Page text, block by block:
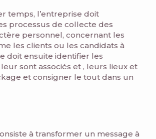
temps, l’entreprise doit
processus de collecte des
personnel, concernant les
les clients ou les candidats à
doit ensuite identifier les
sont associés et , leurs lieux et
et consigner le tout dans un
à transformer un message à